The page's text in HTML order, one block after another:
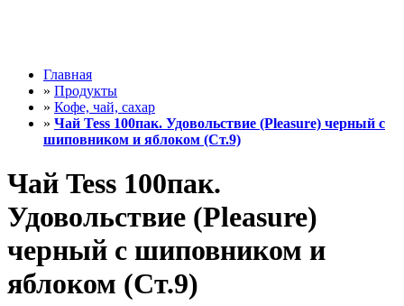
Главная
» Продукты
» Кофе, чай, сахар
» Чай Tess 100пак. Удовольствие (Pleasure) черный с
шиповником и яблоком (Ст.9)
Чай Tess 100пак.
Удовольствие (Pleasure)
черный с шиповником и
яблоком (Ст.9)